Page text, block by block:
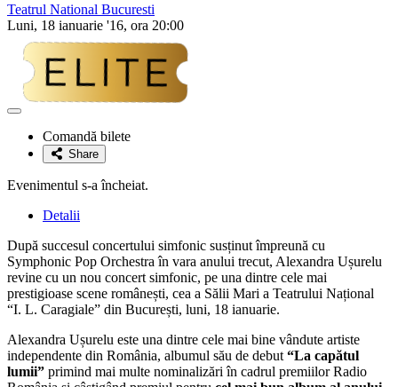
Teatrul National Bucuresti
Luni, 18 ianuarie '16, ora 20:00
Adaugă
favoriteComandă bilete
Share
Evenimentul s-a încheiat.
Detalii
După succesul concertului simfonic susținut împreună cu
Symphonic Pop Orchestra în vara anului trecut, Alexandra Ușurelu
revine cu un nou concert simfonic, pe una dintre cele mai
prestigioase scene românești, cea a Sălii Mari a Teatrului Național
“I. L. Caragiale” din București, luni, 18 ianuarie.
Alexandra Ușurelu este una dintre cele mai bine vândute artiste
independente din România, albumul său de debut “La capătul
lumii” primind mai multe nominalizări în cadrul premiilor Radio